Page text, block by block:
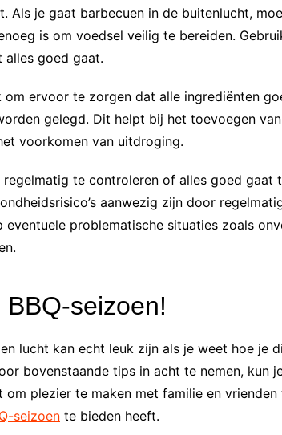
Als je gaat barbecuen in de buitenlucht,
is om voedsel veilig te bereiden.
goed gaat.
om ervoor te zorgen dat alle ingrediënten
gelegd. Dit helpt bij het toevoegen
voorkomen van uitdroging.
te controleren of alles goed gaat
aanwezig zijn door
eventuele problematische situaties zoals
seizoen!
lucht kan echt leuk zijn als je weet hoe je
bovenstaande tips in acht te nemen, kun
om plezier te maken met familie en
seizoen te bieden heeft.